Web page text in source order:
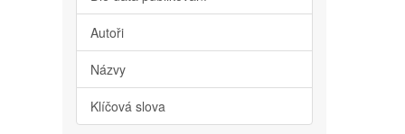
Autoři
Názvy
Klíčová slova